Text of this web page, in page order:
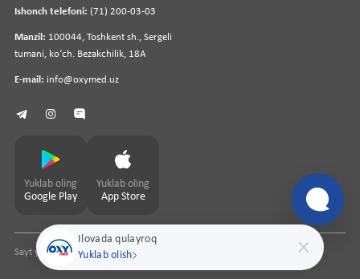
Ilovada qulayroq
Yuklab olish
Ishonch telefoni: (71) 200-03-03
Manzil: 100044, Toshkent sh., Sergeli
tumani, koʻch. Bezakchilik, 18A
E-mail: info@oxymed.uz
Yuklab oling
Google Play
Yuklab oling
App Store
Sayt yaratuvchipharmit.uz